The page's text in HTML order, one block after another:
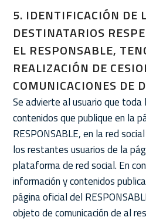
5. IDENTIFICACIÓN DE
DESTINATARIOS
EL RESPONSABLE,
REALIZACIÓN DE
COMUNICACIONES DE
Se advierte al usuario que toda
contenidos que publique en la
RESPONSABLE, en la red
los restantes usuarios de la
plataforma de red social. En
información y contenidos
página oficial del
objeto de comunicación de al